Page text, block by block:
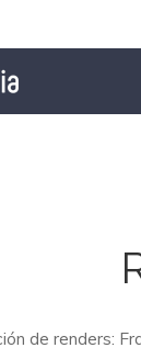
de renders: